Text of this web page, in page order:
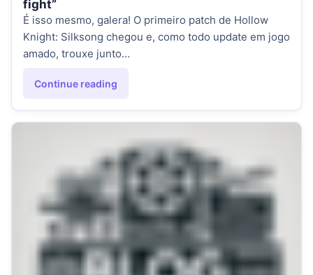
fight”
É isso mesmo, galera! O primeiro patch de Hollow
Knight: Silksong chegou e, como todo update em jogo
amado, trouxe junto…
Continue reading
"Hollow Knight: Silksong já tem patch e… a comunidade